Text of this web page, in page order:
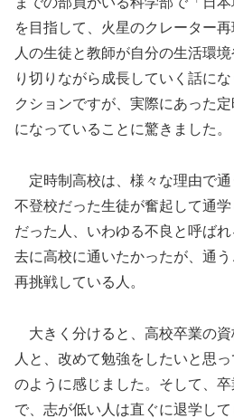
を目指して、火星のクレーター
人の生徒と教師が自分の生活環
り切りながら成長していく話に
クションですが、実際にあった
になっていることに驚きました。
定時制高校は、様々な理由で通
不登校だった生徒が奮起して通
だった人、いわゆる不良と呼ば
去に高校に通いたかったが、通
再挑戦している人。
大きく分けると、高校卒業の資
人と、改めて勉強をしたいと思
のように感じました。そして、
で、志が低い人は直ぐに退学し